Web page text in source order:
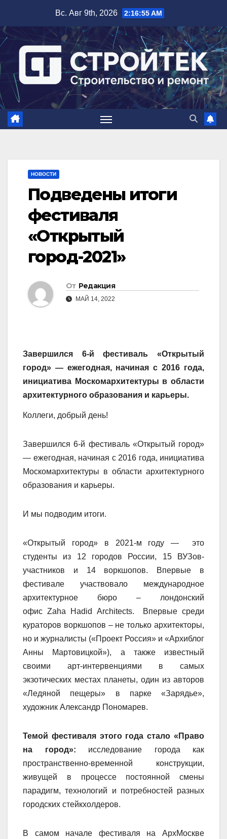
содержимому
Вс. Авг 9th, 2026 2:16:56 AM
НОВОСТИ
Подведены итоги
фестиваля
«Открытый
город-2021»
От Редакция
МАЙ 14, 2022
Завершился 6-й фестиваль «Открытый
город» — ежегодная, начиная с 2016 года,
инициатива Москомархитектуры в области
архитектурного образования и карьеры.
Коллеги, добрый день!
Завершился 6-й фестиваль «Открытый город»
— ежегодная, начиная с 2016 года, инициатива
Москомархитектуры в области архитектурного
образования и карьеры.
И мы подводим итоги.
«Открытый город» в 2021-м году — это
студенты из 12 городов России, 15 ВУЗов-
участников и 14 воркшопов. Впервые в
фестивале участвовало международное
архитектурное бюро – лондонский
офис Zaha Hadid Architects. Впервые среди
кураторов воркшопов – не только архитекторы,
но и журналисты («Проект Россия» и «Архиблог
Анны Мартовицкой»), а также известный
своими арт-интервенциями в самых
экзотических местах планеты, один из авторов
«Ледяной пещеры» в парке «Зарядье»,
художник Александр Пономарев.
Темой фестиваля этого года стало «Право
на город»: исследование города как
пространственно-временной конструкции,
живущей в процессе постоянной смены
парадигм, технологий и потребностей разных
городских стейкхолдеров.
В самом начале фестиваля на АрхМоскве